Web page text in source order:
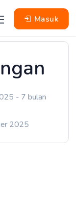
Masuk
- 7 bulan
2025